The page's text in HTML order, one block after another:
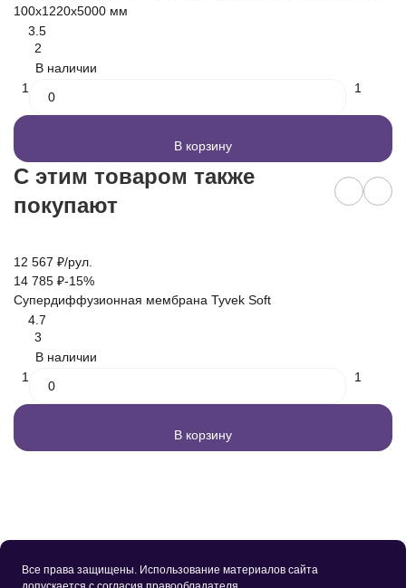
100х1220х5000 мм
3.5
2
В наличии
1
1
В корзину
C этим товаром также
покупают
12 567 ₽/рул.
14 785 ₽-15%
Супердиффузионная мембрана Tyvek Soft
4.7
3
В наличии
1
1
В корзину
Все права защищены. Использование материалов сайта